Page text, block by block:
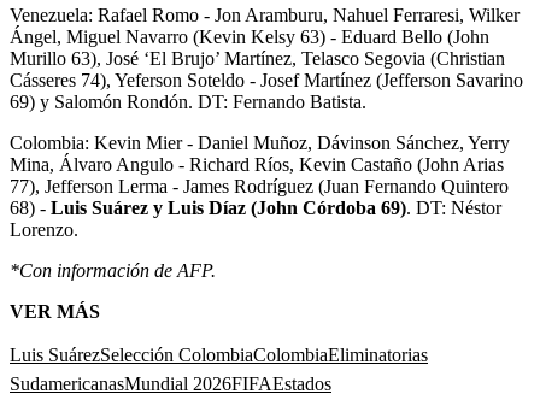
Venezuela: Rafael Romo - Jon Aramburu, Nahuel Ferraresi, Wilker
Ángel, Miguel Navarro (Kevin Kelsy 63) - Eduard Bello (John
Murillo 63), José ‘El Brujo’ Martínez, Telasco Segovia (Christian
Cásseres 74), Yeferson Soteldo - Josef Martínez (Jefferson Savarino
69) y Salomón Rondón. DT: Fernando Batista.
Colombia: Kevin Mier - Daniel Muñoz, Dávinson Sánchez, Yerry
Mina, Álvaro Angulo - Richard Ríos, Kevin Castaño (John Arias
77), Jefferson Lerma - James Rodríguez (Juan Fernando Quintero
68) - Luis Suárez y Luis Díaz (John Córdoba 69). DT: Néstor
Lorenzo.
*Con información de AFP.
VER MÁS
Luis SuárezSelección ColombiaColombiaEliminatorias
SudamericanasMundial 2026FIFAEstados